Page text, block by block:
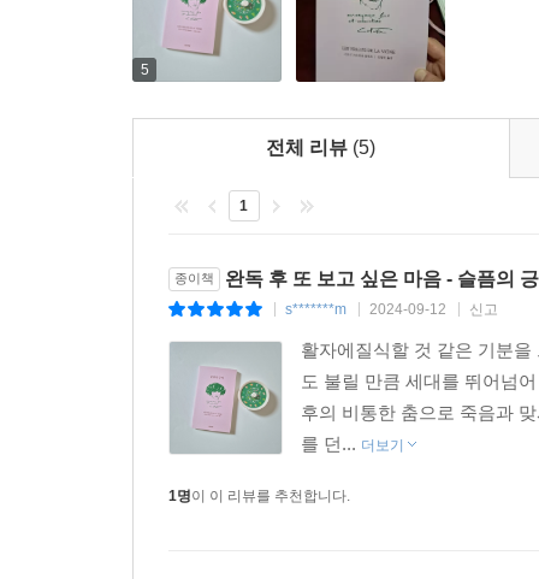
5
전체 리뷰 (5)
1
종이책 완독 후 또 보고 싶은 마음 - 슬픔의
s*******m 2024-09-12 신고
활자에질식할 것 같은 기분
도 불릴 만큼 세대를 뛰어넘
후의 비통한 춤으로 죽음과
를 던... 더보기
1명이 이 리뷰를 추천합니다.